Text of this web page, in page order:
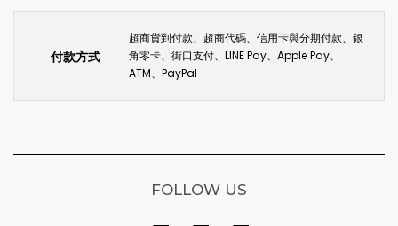
付款方式
超商貨到付款、超商代碼、信用卡與分期付款、銀
角零卡、街口支付、LINE Pay、Apple Pay、
ATM、PayPal
FOLLOW US